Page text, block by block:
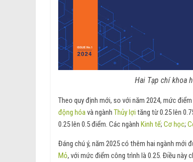
Hai Tạp chí khoa
Theo quy định mới, so với năm 2024, mức
động hóa và ngành Thủy lợi tăng từ 0.25 lên
0.25 lên 0.5 điểm. Các ngành Kinh tế; Cơ học;
Đáng chú ý, năm 2025 có thêm hai ngành mới
Mỏ, với mức điểm công trình là 0.25. Điều này